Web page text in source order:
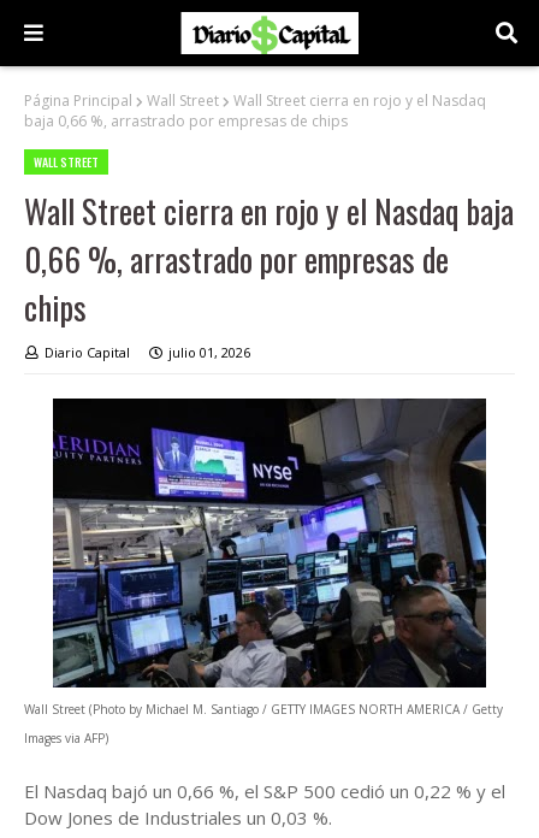
Página Principal Wall Street
Wall Street cierra en rojo y el Nasdaq
baja 0,66 %, arrastrado por empresas de chips
WALL STREET
Wall Street cierra en rojo y el Nasdaq baja
0,66 %, arrastrado por empresas de
chips
Diario Capital julio 01, 2026
Wall Street (Photo by Michael M. Santiago / GETTY IMAGES NORTH AMERICA / Getty
Images via AFP)
El Nasdaq bajó un 0,66 %, el S&P 500 cedió un 0,22 % y el
Dow Jones de Industriales un 0,03 %.